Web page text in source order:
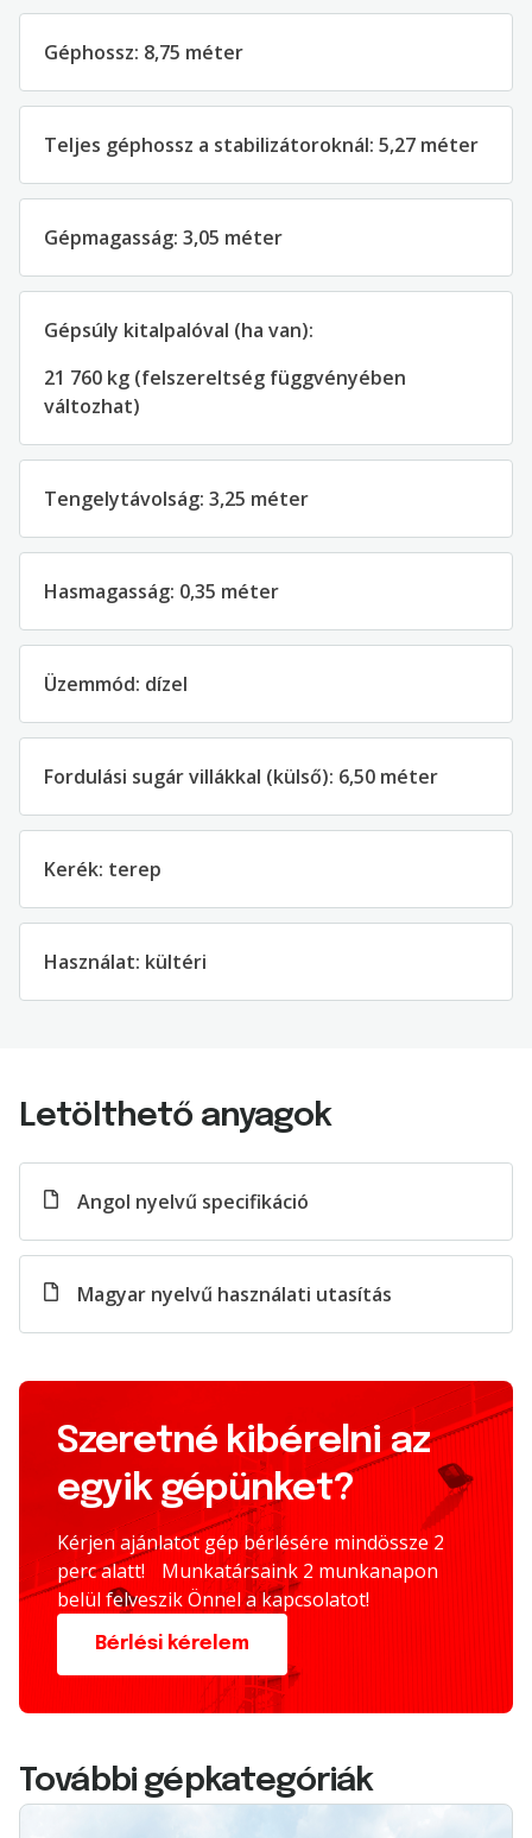
Géphossz: 8,75 méter
Teljes géphossz a stabilizátoroknál: 5,27 méter
Gépmagasság: 3,05 méter
Gépsúly kitalpalóval (ha van):
21 760 kg (felszereltség függvényében
változhat)
Tengelytávolság: 3,25 méter
Hasmagasság: 0,35 méter
Üzemmód: dízel
Fordulási sugár villákkal (külső): 6,50 méter
Kerék: terep
Használat: kültéri
Letölthető anyagok
Angol nyelvű specifikáció
Magyar nyelvű használati utasítás
Szeretné kibérelni az
egyik gépünket?
Kérjen ajánlatot gép bérlésére mindössze 2
perc alatt! Munkatársaink 2 munkanapon
belül felveszik Önnel a kapcsolatot!
Bérlési kérelem
További gépkategóriák